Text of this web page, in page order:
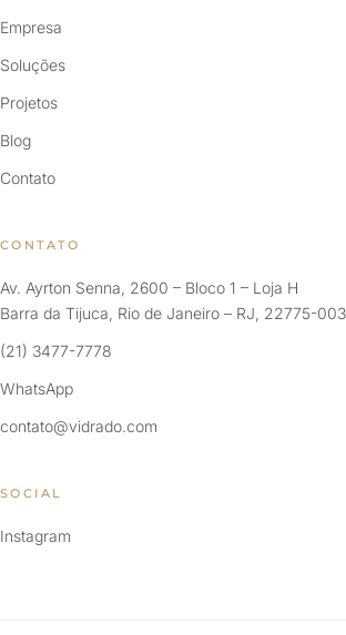
Empresa
Soluções
Projetos
Blog
Contato
CONTATO
Av. Ayrton Senna, 2600 – Bloco 1 – Loja H
Barra da Tijuca, Rio de Janeiro – RJ, 22775-003
(21) 3477-7778
WhatsApp
contato@vidrado.com
SOCIAL
Instagram